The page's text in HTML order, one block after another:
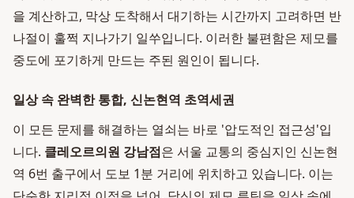
을 계산하고, 막상 도착해서 대기하는 시간까지 고려하면 반
나절이 훌쩍 지나가기 일쑤입니다. 이러한 불편함은 제모를
중도에 포기하게 만드는 주된 원인이 됩니다.
일상 속 완벽한 통합, 신논현역 초역세권
이 모든 문제를 해결하는 열쇠는 바로 '압도적인 접근성'입
니다. 클레오르의원 강남점은 서울 교통의 중심지인 신논현
역 6번 출구에서 도보 1분 거리에 위치하고 있습니다. 이는